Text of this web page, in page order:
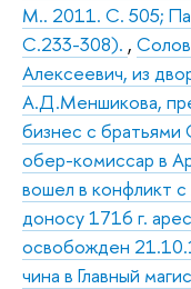
М.. 2011. С. 505;
С.233-308). ,
Алексеевич, из
А.Д.Меншикова,
бизнес с
обер-комиссар в
вошел в конфликт
доносу 1716 г.
освобожден
чина в Главный